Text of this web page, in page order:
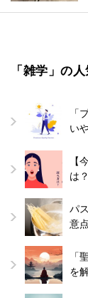
「雑学」の
「
い
【
は
パ
意
「
を